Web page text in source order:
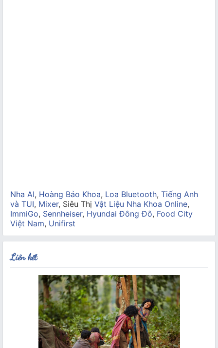
Nha AI, Hoàng Bảo Khoa, Loa Bluetooth, Tiếng Anh
và TUI, Mixer, Siêu Thị Vật Liệu Nha Khoa Online,
ImmiGo, Sennheiser, Hyundai Đông Đô, Food City
Việt Nam, Unifirst
Liên kết